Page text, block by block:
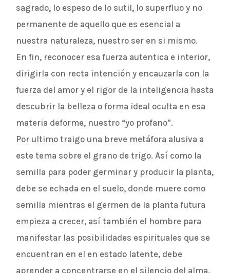
sagrado, lo espeso de lo sutil, lo superfluo y no
permanente de aquello que es esencial a
nuestra naturaleza, nuestro ser en si mismo.
En fin, reconocer esa fuerza autentica e interior,
dirigirla con recta intención y encauzarla con la
fuerza del amor y el rigor de la inteligencia hasta
descubrir la belleza o forma ideal oculta en esa
materia deforme, nuestro “yo profano”.
Por ultimo traigo una breve metáfora alusiva a
este tema sobre el grano de trigo. Así como la
semilla para poder germinar y producir la planta,
debe se echada en el suelo, donde muere como
semilla mientras el germen de la planta futura
empieza a crecer, así también el hombre para
manifestar las posibilidades espirituales que se
encuentran en el en estado latente, debe
aprender a concentrarse en el silencio del alma,